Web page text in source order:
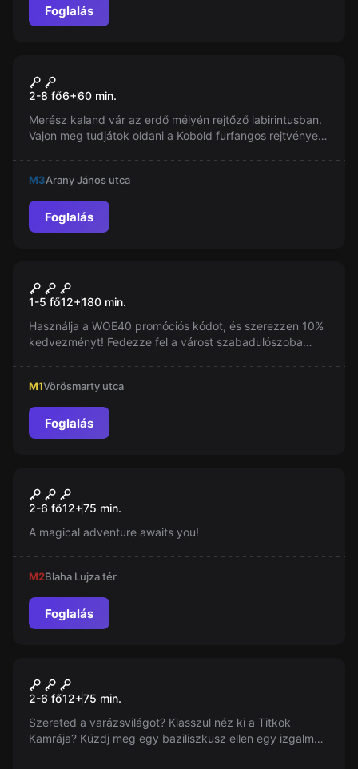
Foglalás
Mágikus Kastély
2-8 fő6+60 min.
Merész kaland vár az erdő mélyén rejtőző labirintusban.
Vajon meg tudjátok oldani a Kobold furfangos rejtvényeit
M3Arany János utca
Foglalás
World City Trail
1-5 fő12+180 min.
Használja a WOE40 promóciós kódot, és szerezzen 10%
kedvezményt! Fedezze fel a várost szabadulószoba
M1Vörösmarty utca
Foglalás
Új
Magic Episode 2
2-6 fő12+75 min.
A magical adventure awaits you!
M2Blaha Lujza tér
Foglalás
Varázsvilág - Titkok Kamrája
2-6 fő12+75 min.
Szereted a varázsvilágot? Klasszul néz ki a Titkok
Kamrája? Küzdj meg egy baziliszkusz ellen egy izgalmas